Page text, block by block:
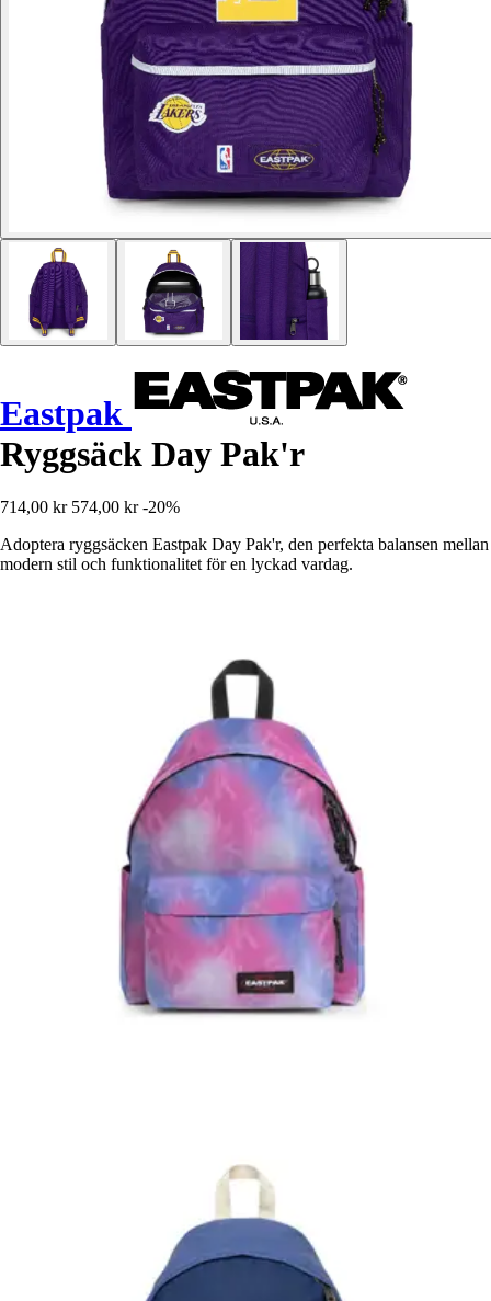
Eastpak
Ryggsäck Day Pak'r
714,00 kr 574,00 kr -20%
Adoptera ryggsäcken Eastpak Day Pak'r, den perfekta balansen mellan
modern stil och funktionalitet för en lyckad vardag.